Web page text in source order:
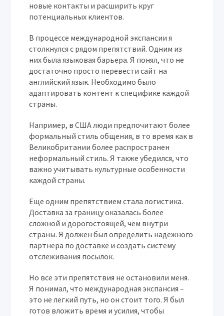
новые контакты и расширить круг
потенциальных клиентов.
В процессе международной экспансии я
столкнулся с рядом препятствий. Одним из
них была языковая барьера. Я понял, что не
достаточно просто перевести сайт на
английский язык. Необходимо было
адаптировать контент к специфике каждой
страны.
Например, в США люди предпочитают более
формальный стиль общения, в то время как в
Великобритании более распространен
неформальный стиль. Я также убедился, что
важно учитывать культурные особенности
каждой страны.
Еще одним препятствием стала логистика.
Доставка за границу оказалась более
сложной и дорогостоящей, чем внутри
страны. Я должен был определить надежного
партнера по доставке и создать систему
отслеживания посылок.
Но все эти препятствия не остановили меня.
Я понимал, что международная экспансия –
это не легкий путь, но он стоит того. Я был
готов вложить время и усилия, чтобы